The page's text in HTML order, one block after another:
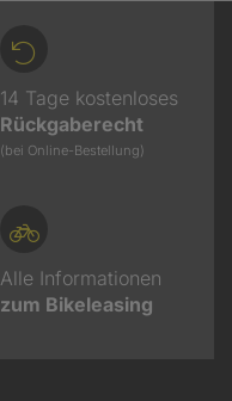
14 Tage kostenloses
Rückgaberecht
(bei Online-Bestellung)
Alle Informationen
zum Bikeleasing